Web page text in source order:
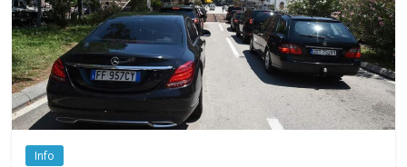
Info